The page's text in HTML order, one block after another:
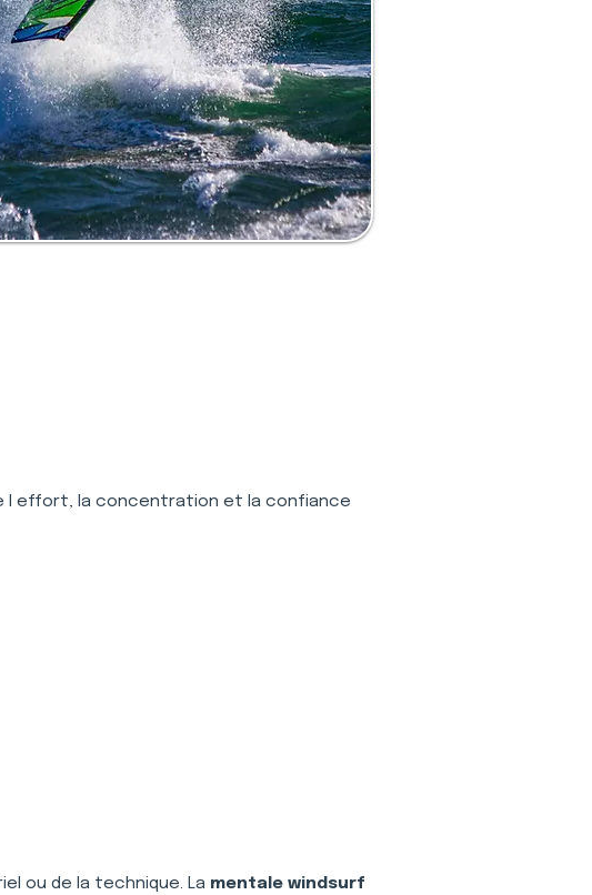
l effort, la concentration et la confiance
ou de la technique. La mentale windsurf